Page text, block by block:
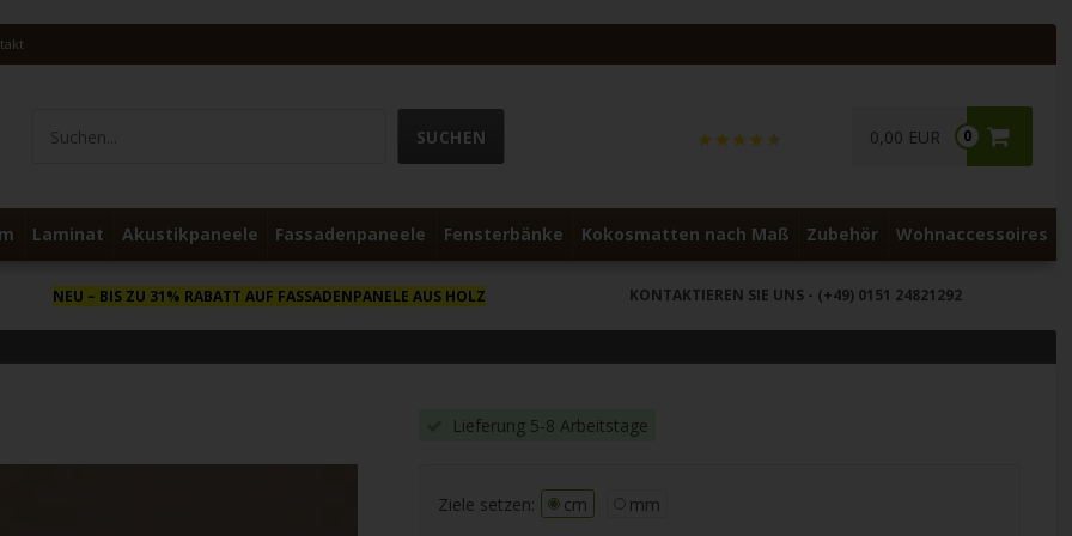
0
0,00 EUR
Laminat Akustikpaneele Fassadenpaneele Fensterbänke Kokosmatten nach Maß Zubehör Wohnaccessoires
NEU – BIS ZU 31% RABATT AUF FASSADENPANELE AUS HOLZ KONTAKTIEREN SIE UNS - (+49) 0151 24821292
Lieferung 5-8 Arbeitstage
Ziele setzen: cm mm